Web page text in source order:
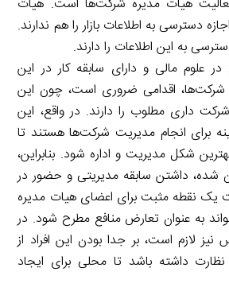
دسترسی به اطلاعات بازار را هم ندارند.
به این اطلاعات را دارند.
علوم مالی و دارای سابقه کار در این
شرکت‌ها، اقدامی ضروری است، چون این
داری مطلوب را دارند. در واقع، این
برای انجام مدیریت شرکت‌ها هستند تا
شکل مدیریت و اداره شود. بنابراین،
شده، داشتن سابقه مدیریتی و حضور در
یک نقطه مثبت برای اعضای هیات مدیره
به عنوان تعارض منافع مطرح شود. در
لازم است، بر جدا بودن این افراد از
نظارت داشته باشد تا محلی برای ایجاد